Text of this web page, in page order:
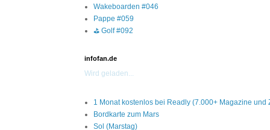
Wakeboarden #046
Pappe #059
⛳ Golf #092
infofan.de
Wird geladen...
1 Monat kostenlos bei Readly (7.000+ Magazine und
Bordkarte zum Mars
Sol (Marstag)